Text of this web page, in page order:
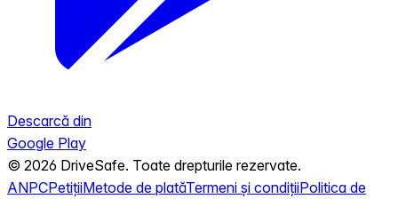
Descarcă din
Google Play
© 2026 DriveSafe. Toate drepturile rezervate.
ANPCPetițiiMetode de platăTermeni și condițiiPolitica de